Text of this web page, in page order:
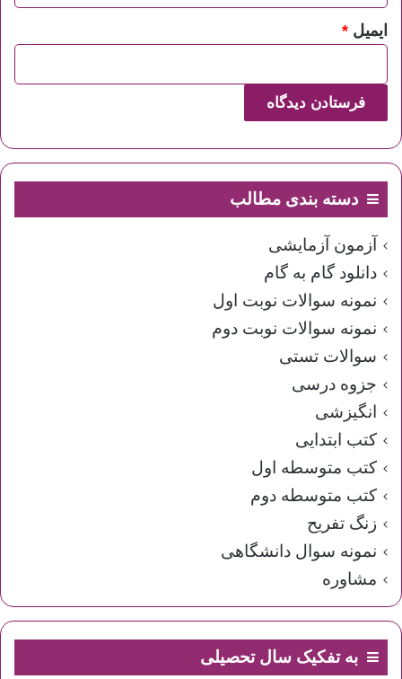
ایمیل *
دسته بندی مطالب
آزمون آزمایشی
دانلود گام به گام
نمونه سوالات نوبت اول
نمونه سوالات نوبت دوم
سوالات تستی
جزوه درسی
انگیزشی
کتب ابتدایی
کتب متوسطه اول
کتب متوسطه دوم
زنگ تفریح
نمونه سوال دانشگاهی
مشاوره
به تفکیک سال تحصیلی